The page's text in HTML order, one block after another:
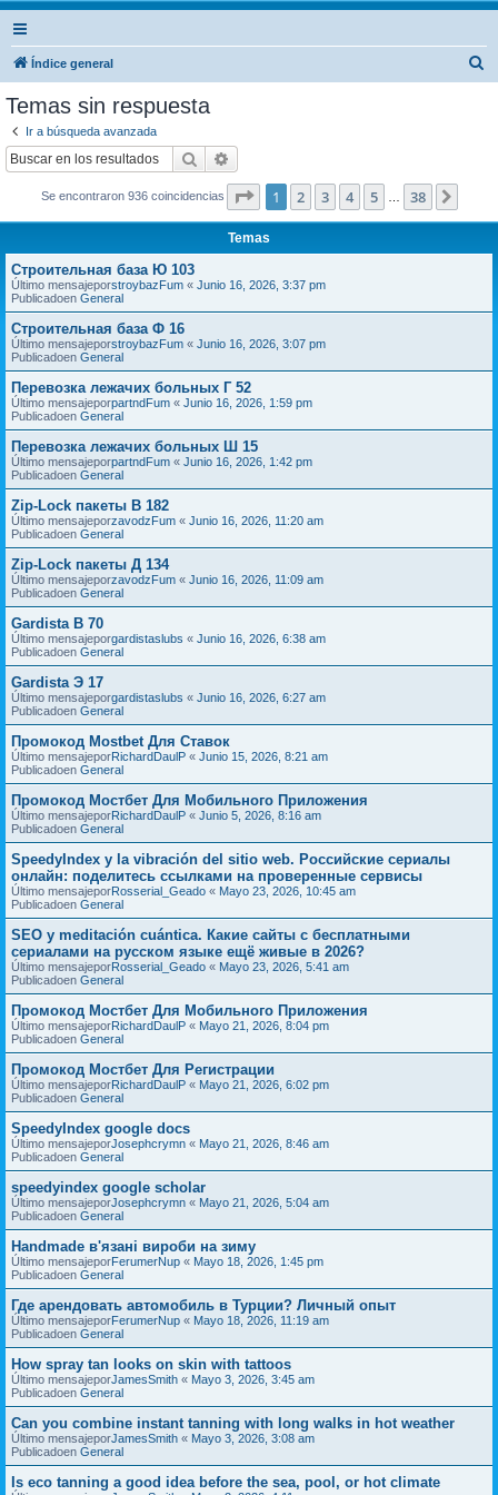
Índice general
Temas sin respuesta
Ir a búsqueda avanzada
Buscar
Se encontraron 936 coincidencias Página de 38
1 2 3 4 5 38
Temas
Строительная база Ю 103
Último mensajeporstroybazFum « Junio 16, 2026, 3:37 pm
Publicadoen General
Строительная база Ф 16
Último mensajeporstroybazFum « Junio 16, 2026, 3:07 pm
Publicadoen General
Перевозка лежачих больных Г 52
Último mensajeporpartndFum « Junio 16, 2026, 1:59 pm
Publicadoen General
Перевозка лежачих больных Ш 15
Último mensajeporpartndFum « Junio 16, 2026, 1:42 pm
Publicadoen General
Zip-Lock пакеты В 182
Último mensajeporzavodzFum « Junio 16, 2026, 11:20 am
Publicadoen General
Zip-Lock пакеты Д 134
Último mensajeporzavodzFum « Junio 16, 2026, 11:09 am
Publicadoen General
Gardista В 70
Último mensajeporgardistaslubs « Junio 16, 2026, 6:38 am
Publicadoen General
Gardista Э 17
Último mensajeporgardistaslubs « Junio 16, 2026, 6:27 am
Publicadoen General
Промокод Mostbet Для Ставок
Último mensajeporRichardDaulP « Junio 15, 2026, 8:21 am
Publicadoen General
Промокод Мостбет Для Мобильного Приложения
Último mensajeporRichardDaulP « Junio 5, 2026, 8:16 am
Publicadoen General
SpeedyIndex y la vibración del sitio web. Российские сериалы
онлайн: поделитесь ссылками на проверенные сервисы
Último mensajeporRosserial_Geado « Mayo 23, 2026, 10:45 am
Publicadoen General
SEO y meditación cuántica. Какие сайты с бесплатными
сериалами на русском языке ещё живые в 2026?
Último mensajeporRosserial_Geado « Mayo 23, 2026, 5:41 am
Publicadoen General
Промокод Мостбет Для Мобильного Приложения
Último mensajeporRichardDaulP « Mayo 21, 2026, 8:04 pm
Publicadoen General
Промокод Мостбет Для Регистрации
Último mensajeporRichardDaulP « Mayo 21, 2026, 6:02 pm
Publicadoen General
SpeedyIndex google docs
Último mensajeporJosephcrymn « Mayo 21, 2026, 8:46 am
Publicadoen General
speedyindex google scholar
Último mensajeporJosephcrymn « Mayo 21, 2026, 5:04 am
Publicadoen General
Handmade в'язані вироби на зиму
Último mensajeporFerumerNup « Mayo 18, 2026, 1:45 pm
Publicadoen General
Где арендовать автомобиль в Турции? Личный опыт
Último mensajeporFerumerNup « Mayo 18, 2026, 11:19 am
Publicadoen General
How spray tan looks on skin with tattoos
Último mensajeporJamesSmith « Mayo 3, 2026, 3:45 am
Publicadoen General
Can you combine instant tanning with long walks in hot weather
Último mensajeporJamesSmith « Mayo 3, 2026, 3:08 am
Publicadoen General
Is eco tanning a good idea before the sea, pool, or hot climate